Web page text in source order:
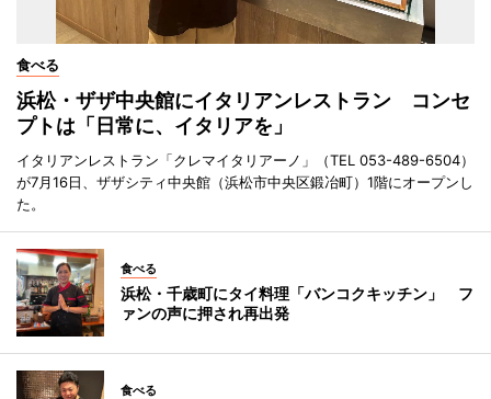
食べる
浜松・ザザ中央館にイタリアンレストラン コンセ
プトは「日常に、イタリアを」
イタリアンレストラン「クレマイタリアーノ」（TEL 053-489-6504）
が7月16日、ザザシティ中央館（浜松市中央区鍛冶町）1階にオープンし
た。
食べる
浜松・千歳町にタイ料理「バンコクキッチン」 フ
ァンの声に押され再出発
食べる